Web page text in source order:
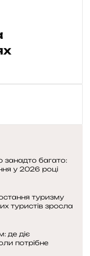
занадто багато:
у 2026 році
туризму
туристів зросла
де діє
потрібне